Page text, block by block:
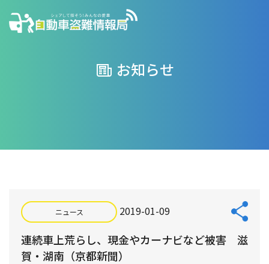
お知らせ
ニュース 2019-01-09
連続車上荒らし、現金やカーナビなど被害 滋
賀・湖南（京都新聞）